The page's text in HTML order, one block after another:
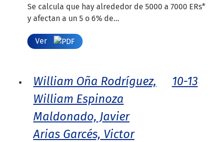
Se calcula que hay alrededor de 5000 a 7000 ERs*
y afectan a un 5 o 6% de...
Ver
William Oña Rodríguez,
William Espinoza
Maldonado, Javier
Arias Garcés, Victor
10-13